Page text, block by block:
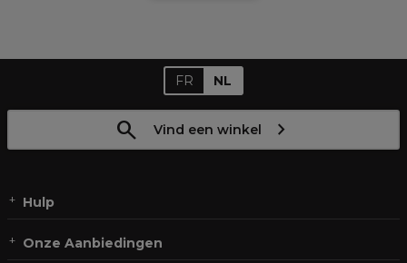
FR NL
Vind een winkel
Hulp
Onze Aanbiedingen